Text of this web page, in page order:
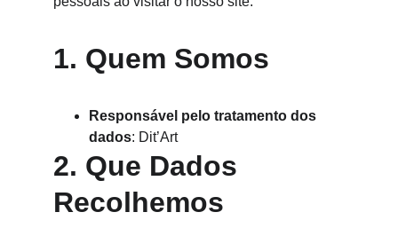
1. Quem Somos
Responsável pelo tratamento dos
dados: Dit’Art
2. Que Dados
Recolhemos